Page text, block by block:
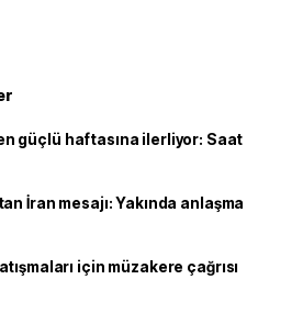
güçlü haftasına ilerliyor: Saat
İran mesajı: Yakında anlaşma
için müzakere çağrısı